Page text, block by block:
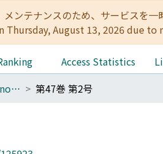
メンテナンスのため、サービス
August 13, 2026 due to
Access Statistics
Keizai-ronsō : The Economic Review 第47巻 第2号